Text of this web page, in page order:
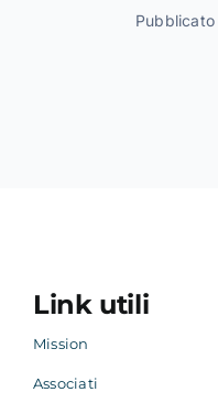
Link utili
Mission
Associati